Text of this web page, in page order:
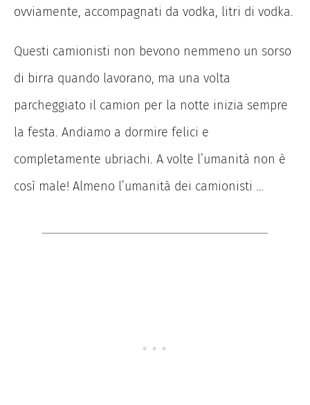
ovviamente, accompagnati da vodka, litri di vodka.
Questi camionisti non bevono nemmeno un sorso
di birra quando lavorano, ma una volta
parcheggiato il camion per la notte inizia sempre
la festa. Andiamo a dormire felici e
completamente ubriachi. A volte l’umanità non è
così male! Almeno l’umanità dei camionisti …